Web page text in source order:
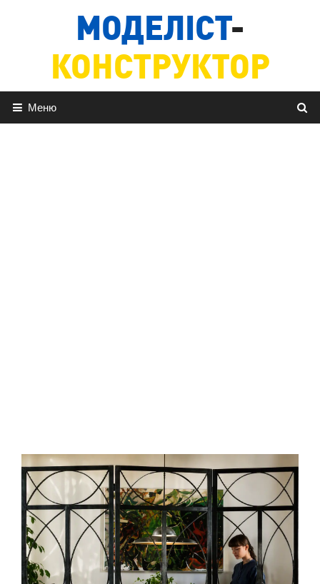
МОДЕЛІСТ-
КОНСТРУКТОР
Меню